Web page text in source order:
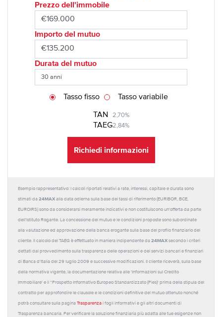
Prezzo dell'immobile
Importo del mutuo
Durata del mutuo
TAN 2,70%
TAEG2,84%
Tasso fisso Tasso variabile
Richiedi informazioni
Esempio rappresentativo: I calcoli riportati relativi a rate, interessi, capitale e durata sono
stimati da 24MAX alla data odierna sulla base dei tassi di riferimento (EURIBOR, BCE,
EUROIRS) sono da considerarsi meramente indicativi e non costituiscono un'offerta da parte
dell'Istituto Rogante. La concessione del mutuo e le condizioni proposte sono subordinate
alla valutazione ed approvazione della banca erogante sulla base del profilo finanziario del
cliente. Il calcolo del TAEG è effettuato in maniera indipendente da 24MAX secondo i criteri
dettati dal provvedimento sulla trasparenza delle operazioni e dei servizi bancari e finanziari
di Banca d'Italia del 29 luglio 2009 e successive modificazioni. Il cliente riceverà, sulla base
della normativa vigente, la documentazione relativa alle 'Informazioni sul Credito
Immobiliare' e il “Prospetto Informativo Europeo Standardizzato (Pies)' prima della stipula del
contratto per approfondire le clausole e le condizioni definitive del mutuo ottenuto nonché
potrà consultare sulla pagina Trasparenza i fogli informativi e gli altri documenti di
Trasparenza bancaria. Per verificare la soluzione finanziaria più adatta alle tue esigenze non